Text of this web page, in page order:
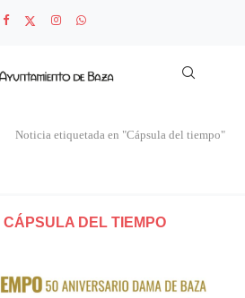
Noticia etiquetada en "Cápsula del tiempo"
CÁPSULA DEL TIEMPO